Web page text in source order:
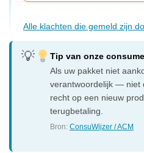
Alle klachten die gemeld zijn
Tip van onze
Als uw pakket niet
verantwoordelijk — niet
recht op een nieuw
terugbetaling.
Bron:ConsuWijzer / ACM